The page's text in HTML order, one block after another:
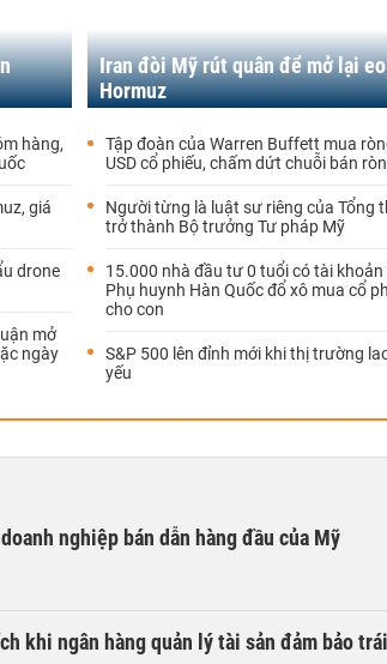
hàng,
giá
drone
mở
ngày
Iran đòi Mỹ rút quân để mở lại
Hormuz
Tập đoàn của Warren Buffett mua
USD cổ phiếu, chấm dứt chuỗi bán
Người từng là luật sư riêng của Tổng
trở thành Bộ trưởng Tư pháp Mỹ
15.000 nhà đầu tư 0 tuổi có tài
Phụ huynh Hàn Quốc đổ xô mua cổ
cho con
S&P 500 lên đỉnh mới khi thị trường
yếu
nghiệp bán dẫn hàng đầu của Mỹ
khi ngân hàng quản lý tài sản đảm bảo